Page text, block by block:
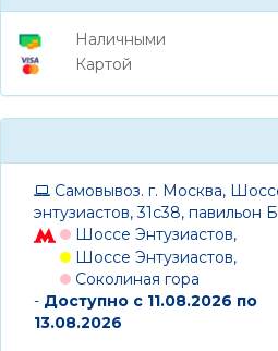
Наличными
Картой
Самовывоз. г. Москва,
энтузиастов, 31с38, павильон
Шоссе Энтузиастов,
Шоссе Энтузиастов,
Соколиная гора
- Доступно с 11.08.2026 по
13.08.2026